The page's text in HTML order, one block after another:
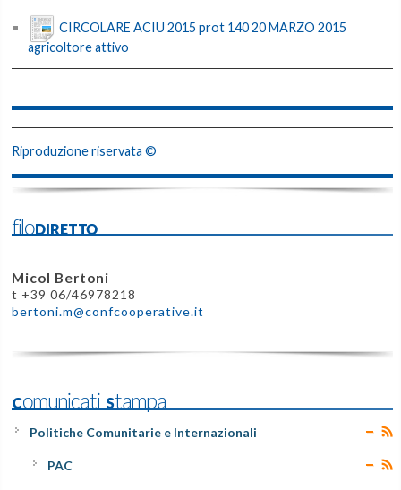
CIRCOLARE ACIU 2015 prot 140 20 MARZO 2015
agricoltore attivo
Riproduzione riservata ©
filoDIRETTO
Micol Bertoni
t +39 06/46978218
bertoni.m@confcooperative.it
Comunicati Stampa
Politiche Comunitarie e Internazionali
PAC